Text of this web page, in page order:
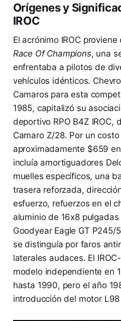
Orígenes y
IROC
El acrónimo IROC proviene
Race Of Champions, una
enfrentaba a pilotos de
vehículos idénticos.
Camaros para esta
1985, capitalizó su
deportivo RPO B4Z IROC,
Camaro Z/28. Por un
aproximadamente $659
incluía amortiguadores
muelles específicos, una
trasera reforzada,
esfuerzo, refuerzos en el
aluminio de 16x8
Goodyear Eagle GT P245/
se distinguía por faros
laterales audaces. El
modelo independiente en
hasta 1990, pero el año
introducción del motor